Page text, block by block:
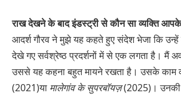
राख देखने के बाद इंडस्ट्री से कौन सा व्यक्ति
आदर्श गौरव ने मुझे यह कहते हुए संदेश भेजा कि उन्हें
देखे गए सर्वश्रेष्ठ प्रदर्शनों में से एक लगता है। मैं
उससे यह कहना बहुत मायने रखता है। उसके काम
(2021)या मालेगांव के सुपरबॉयज़(2025)। उनकी